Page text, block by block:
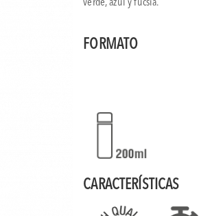
verde, azul y fucsia.
FORMATO
CARACTERÍSTICAS